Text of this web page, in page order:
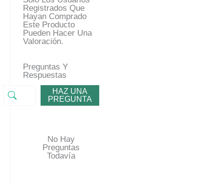
Registrados Que
Hayan Comprado
Este Producto
Pueden Hacer Una
Valoración.
Preguntas Y
Respuestas
HAZ UNA
PREGUNTA
No Hay
Preguntas
Todavía